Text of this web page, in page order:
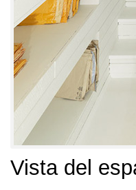
Vista del